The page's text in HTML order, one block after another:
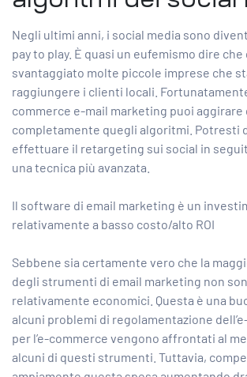
Negli ultimi anni, i social media sono
pay to play. È quasi un eufemismo dire
svantaggiato molte piccole imprese che
raggiungere i clienti locali.
commerce e-mail marketing puoi aggirare
completamente quegli algoritmi. Potresti
effettuare il retargeting sui social in
una tecnica più avanzata.
Il software di email marketing è un
relativamente a basso costo/alto ROI
Sebbene sia certamente vero che la
degli strumenti di email marketing non
relativamente economici. Questa è una
alcuni problemi di regolamentazione
per l’e-commerce vengono affrontati al
alcuni di questi strumenti. Tuttavia,